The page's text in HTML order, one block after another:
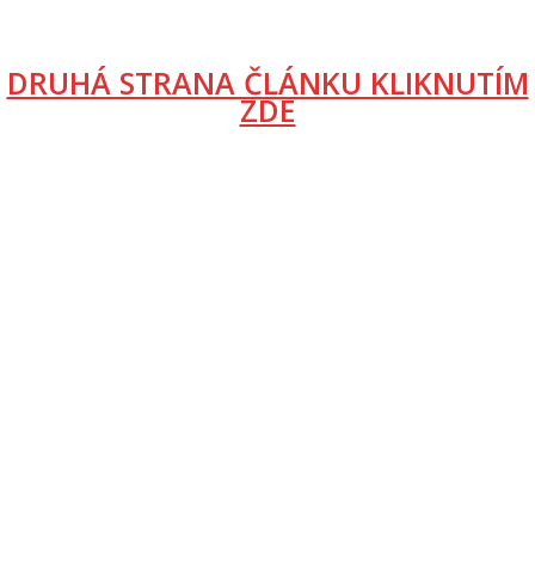
DRUHÁ STRANA ČLÁNKU KLIKNUTÍM
ZDE